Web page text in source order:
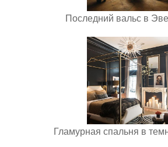
Последний вальс в
Гламурная спальня в